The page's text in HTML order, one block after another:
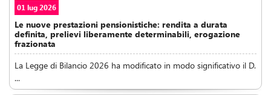
01 lug 2026
Le nuove prestazioni pensionistiche: rendita a durata
definita, prelievi liberamente determinabili, erogazione
frazionata
La Legge di Bilancio 2026 ha modificato in modo significativo il D.
...